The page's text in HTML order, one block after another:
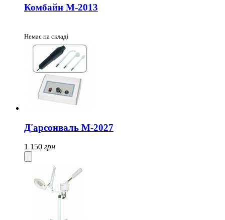
Комбайн М-2013
Немає на складі
Д'арсонваль М-2027
1 150 грн